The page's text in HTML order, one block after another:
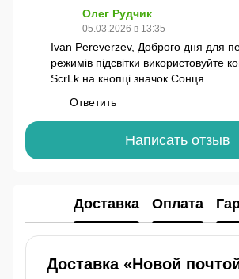
Олег Рудчик
05.03.2026 в 13:35
Ivan Pereverzev, Доброго дня для
режимів підсвітки використовуйте
ScrLk на кнопці значок Сонця
Ответить
Написать отзыв
Доставка Оплата
Доставка «Новой